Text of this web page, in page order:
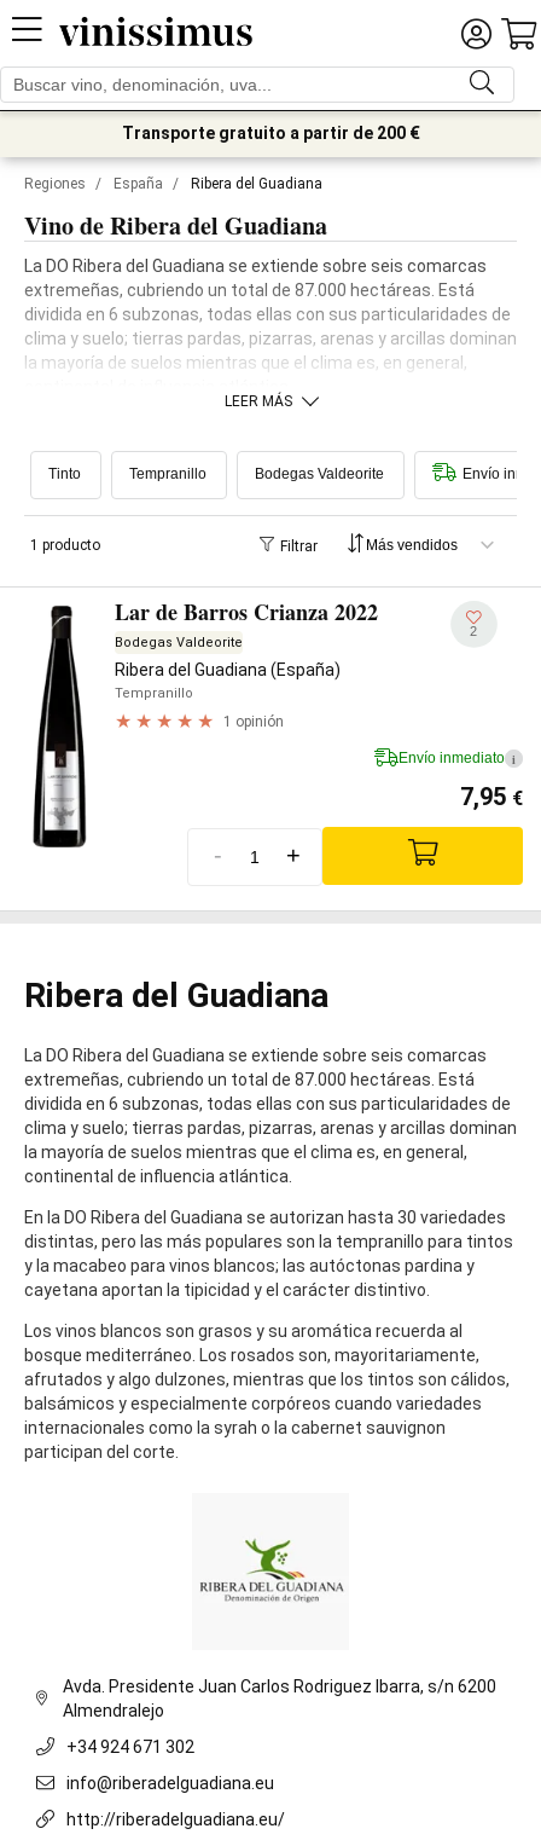
Transporte gratuito a partir de 200 €
Regiones / España / Ribera del Guadiana
Vino de Ribera del Guadiana
La DO Ribera del Guadiana se extiende sobre seis comarcas
extremeñas, cubriendo un total de 87.000 hectáreas. Está
dividida en 6 subzonas, todas ellas con sus particularidades de
clima y suelo; tierras pardas, pizarras, arenas y arcillas dominan
la mayoría de suelos mientras que el clima es, en general,
LEER MÁS
Tinto Tempranillo Bodegas Valdeorite Envío
1 producto Filtrar
Lar de Barros Crianza 2022
Bodegas Valdeorite
Ribera del Guadiana (España)
Tempranillo
1 opinión
2
Envío inmediato i
7,95 €
- +
Ribera del Guadiana
La DO Ribera del Guadiana se extiende sobre seis comarcas
extremeñas, cubriendo un total de 87.000 hectáreas. Está
dividida en 6 subzonas, todas ellas con sus particularidades de
clima y suelo; tierras pardas, pizarras, arenas y arcillas dominan
la mayoría de suelos mientras que el clima es, en general,
continental de influencia atlántica.
En la DO Ribera del Guadiana se autorizan hasta 30 variedades
distintas, pero las más populares son la tempranillo para tintos
y la macabeo para vinos blancos; las autóctonas pardina y
cayetana aportan la tipicidad y el carácter distintivo.
Los vinos blancos son grasos y su aromática recuerda al
bosque mediterráneo. Los rosados son, mayoritariamente,
afrutados y algo dulzones, mientras que los tintos son cálidos,
balsámicos y especialmente corpóreos cuando variedades
internacionales como la syrah o la cabernet sauvignon
participan del corte.
Avda. Presidente Juan Carlos Rodriguez Ibarra, s/n 6200
Almendralejo
+34 924 671 302
info@riberadelguadiana.eu
http://riberadelguadiana.eu/